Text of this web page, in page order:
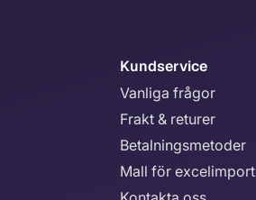
Kundservice
Vanliga frågor
Frakt & returer
Betalningsmetoder
Mall för excelimport